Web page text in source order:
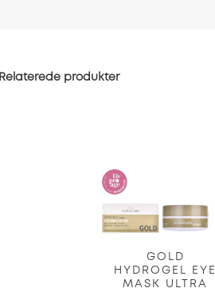
Relaterede produkter
GOLD
HYDROGEL EYE
MASK ULTRA